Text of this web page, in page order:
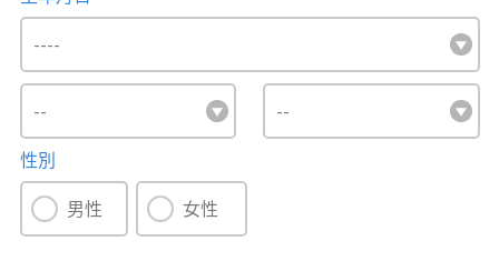
性別
男性
女性